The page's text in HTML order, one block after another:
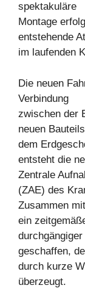
spektakuläre
Montage
entstehende
im laufenden
Die neuen
Verbindung
zwischen der
neuen
dem
entsteht die
Zentrale
(ZAE) des
Zusammen
ein
geschaffen,
durch kurze
überzeugt.